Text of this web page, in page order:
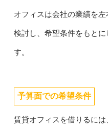
オフィスは会社の業績を
検討し、希望条件をもと
す。
予算面での希望条件
賃貸オフィスを借りるに